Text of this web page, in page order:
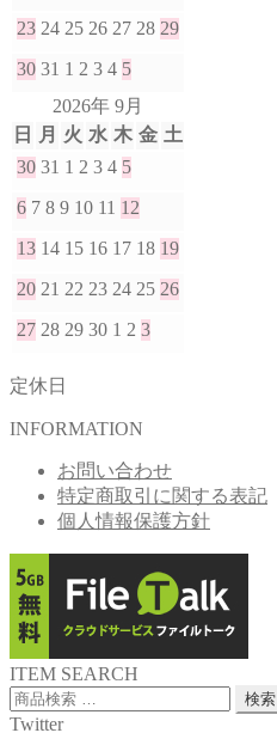
23 24 25 26 27 28 29
30 31 1 2 3 4 5
2026年 9月
日
月 火 水 木 金 土
30 31 1 2 3 4 5
6 7 8 9 10 11 12
13 14 15 16 17 18 19
20 21 22 23 24 25 26
27 28 29 30 1 2 3
定休日
INFORMATION
お問い合わせ
特定商取引に関する表記
個人情報保護方針
ITEM SEARCH
検
索
検索
Twitter